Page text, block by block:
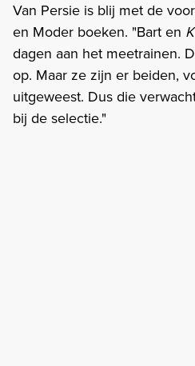
Van Persie is blij met de
en Moder boeken. "Bart en
dagen aan het meetrainen.
op. Maar ze zijn er beiden,
uitgeweest. Dus die
bij de selectie."